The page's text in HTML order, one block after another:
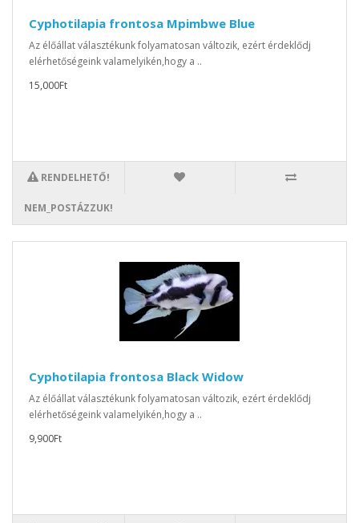
Cyphotilapia frontosa Mpimbwe Blue
Az élőállat választékunk folyamatosan változik, ezért érdeklődj
elérhetőségeink valamelyikén,hogy a ..
15,000Ft
RENDELHETŐ!
NEM_POSTÁZZUK!
Cyphotilapia frontosa Black Widow
Az élőállat választékunk folyamatosan változik, ezért érdeklődj
elérhetőségeink valamelyikén,hogy a ..
9,900Ft